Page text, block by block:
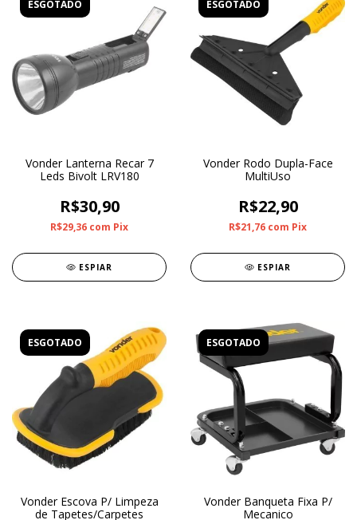
ESGOTADO
Vonder Lanterna Recar 7
Leds Bivolt LRV180
R$30,90
R$29,36 com Pix
ESPIAR
ESGOTADO
Vonder Rodo Dupla-Face
MultiUso
R$22,90
R$21,76 com Pix
ESPIAR
ESGOTADO
Vonder Escova P/ Limpeza
de Tapetes/Carpetes
ESGOTADO
Vonder Banqueta Fixa P/
Mecanico